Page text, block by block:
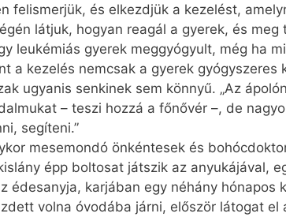
felismerjük, és elkezdjük a kezelést,
látjuk, hogyan reagál a gyerek, és meg
leukémiás gyerek meggyógyult, még ha
a kezelés nemcsak a gyerek gyógyszeres
ugyanis senkinek sem könnyű. „Az
– teszi hozzá a főnővér –, de
segíteni.”
mesemondó önkéntesek és
épp boltosat játszik az anyukájával,
édesanyja, karjában egy néhány hónapos
volna óvodába járni, először látogat el